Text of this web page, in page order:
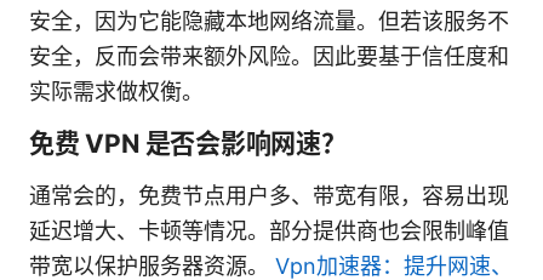
安全，因为它能隐藏本地网络流量。但若该服务不
安全，反而会带来额外风险。因此要基于信任度和
实际需求做权衡。
免费 VPN 是否会影响网速？
通常会的，免费节点用户多、带宽有限，容易出现
延迟增大、卡顿等情况。部分提供商也会限制峰值
带宽以保护服务器资源。 Vpn加速器：提升网速、